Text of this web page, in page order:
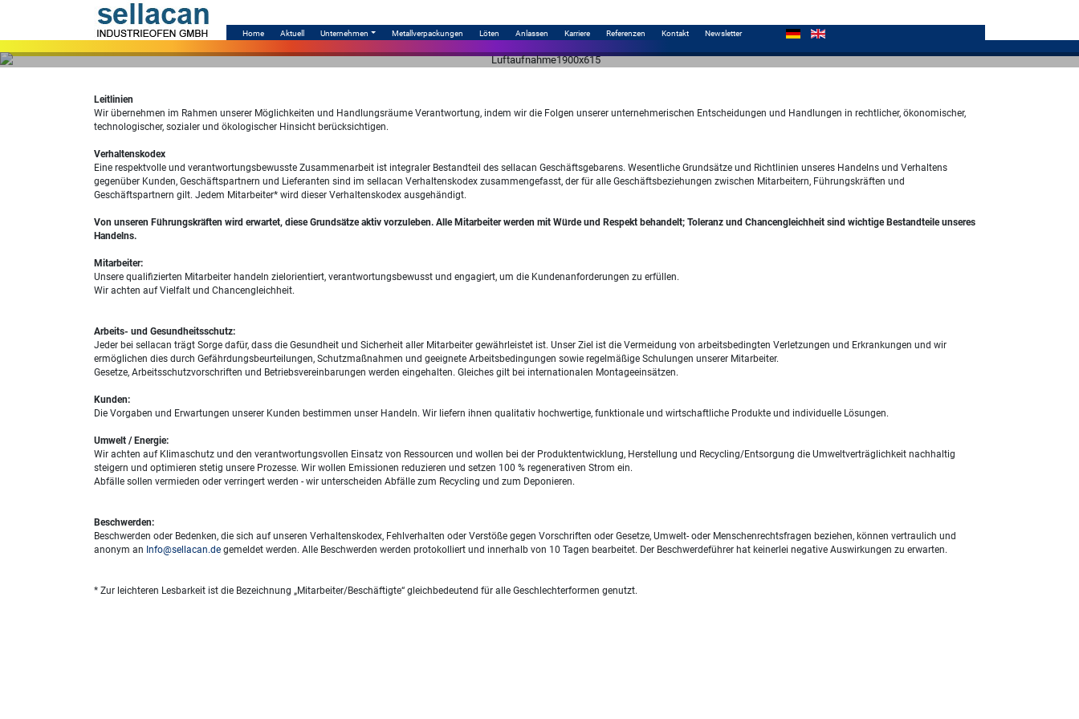
Home Aktuell Unternehmen Metallverpackungen Löten Anlassen Karriere Referenzen Kontakt Newsletter
Leitlinien
Wir übernehmen im Rahmen unserer Möglichkeiten und Handlungsräume Verantwortung, indem wir die Folgen unserer unternehmerischen Entscheidungen und Handlungen in rechtlicher, ökonomischer,
technologischer, sozialer und ökologischer Hinsicht berücksichtigen.
Verhaltenskodex
Eine respektvolle und verantwortungsbewusste Zusammenarbeit ist integraler Bestandteil des sellacan Geschäftsgebarens. Wesentliche Grundsätze und Richtlinien unseres Handelns und Verhaltens
gegenüber Kunden, Geschäftspartnern und Lieferanten sind im sellacan Verhaltenskodex zusammengefasst, der für alle Geschäftsbeziehungen zwischen Mitarbeitern, Führungskräften und
Geschäftspartnern gilt. Jedem Mitarbeiter* wird dieser Verhaltenskodex ausgehändigt.
Von unseren Führungskräften wird erwartet, diese Grundsätze aktiv vorzuleben. Alle Mitarbeiter werden mit Würde und Respekt behandelt; Toleranz und Chancengleichheit sind wichtige Bestandteile unseres
Handelns.
Mitarbeiter:
Unsere qualifizierten Mitarbeiter handeln zielorientiert, verantwortungsbewusst und engagiert, um die Kundenanforderungen zu erfüllen.
Wir achten auf Vielfalt und Chancengleichheit.
Arbeits- und Gesundheitsschutz:
Jeder bei sellacan trägt Sorge dafür, dass die Gesundheit und Sicherheit aller Mitarbeiter gewährleistet ist. Unser Ziel ist die Vermeidung von arbeitsbedingten Verletzungen und Erkrankungen und wir
ermöglichen dies durch Gefährdungsbeurteilungen, Schutzmaßnahmen und geeignete Arbeitsbedingungen sowie regelmäßige Schulungen unserer Mitarbeiter.
Gesetze, Arbeitsschutzvorschriften und Betriebsvereinbarungen werden eingehalten. Gleiches gilt bei internationalen Montageeinsätzen.
Kunden:
Die Vorgaben und Erwartungen unserer Kunden bestimmen unser Handeln. Wir liefern ihnen qualitativ hochwertige, funktionale und wirtschaftliche Produkte und individuelle Lösungen.
Umwelt / Energie:
Wir achten auf Klimaschutz und den verantwortungsvollen Einsatz von Ressourcen und wollen bei der Produktentwicklung, Herstellung und Recycling/Entsorgung die Umweltverträglichkeit nachhaltig
steigern und optimieren stetig unsere Prozesse. Wir wollen Emissionen reduzieren und setzen 100 % regenerativen Strom ein.
Abfälle sollen vermieden oder verringert werden - wir unterscheiden Abfälle zum Recycling und zum Deponieren.
Beschwerden:
Beschwerden oder Bedenken, die sich auf unseren Verhaltenskodex, Fehlverhalten oder Verstöße gegen Vorschriften oder Gesetze, Umwelt- oder Menschenrechtsfragen beziehen, können vertraulich und
anonym an Info@sellacan.de gemeldet werden. Alle Beschwerden werden protokolliert und innerhalb von 10 Tagen bearbeitet. Der Beschwerdeführer hat keinerlei negative Auswirkungen zu erwarten.
* Zur leichteren Lesbarkeit ist die Bezeichnung „Mitarbeiter/Beschäftigte“ gleichbedeutend für alle Geschlechterformen genutzt.